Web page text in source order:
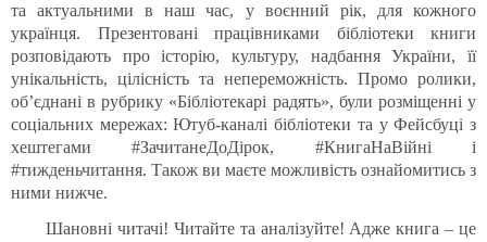
та актуальними в наш час, у воєнний рік, для кожного
українця. Презентовані працівниками бібліотеки книги
розповідають про історію, культуру, надбання України, її
унікальність, цілісність та непереможність. Промо ролики,
об’єднані в рубрику «Бібліотекарі радять», були розміщенні у
соціальних мережах: Ютуб-каналі бібліотеки та у Фейсбуці з
хештегами #ЗачитанеДоДірок, #КнигаНаВійні і
#тижденьчитання. Також ви маєте можливість ознайомитись з
ними нижче.
Шановні читачі! Читайте та аналізуйте! Адже книга – це